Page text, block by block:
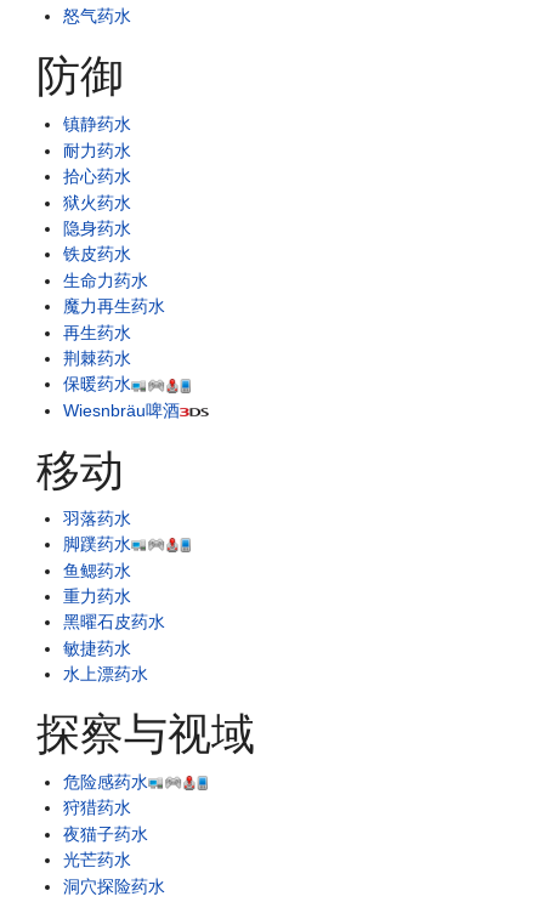
怒气药水
防御
镇静药水
耐力药水
拾心药水
狱火药水
隐身药水
铁皮药水
生命力药水
魔力再生药水
再生药水
荆棘药水
保暖药水
Wiesnbräu啤酒
移动
羽落药水
脚蹼药水
鱼鳃药水
重力药水
黑曜石皮药水
敏捷药水
水上漂药水
探察与视域
危险感药水
狩猎药水
夜猫子药水
光芒药水
洞穴探险药水